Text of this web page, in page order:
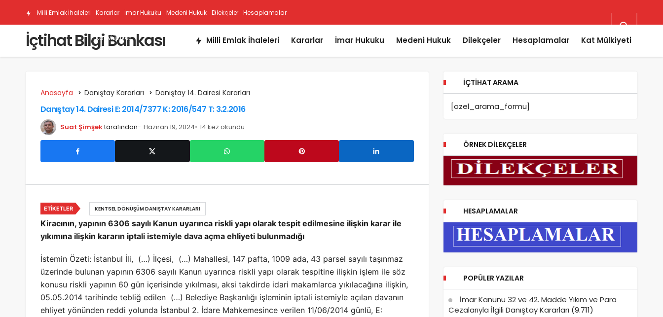
Milli Emlak İhaleleri Kararlar İmar Hukuku Medeni Hukuk Dilekçeler Hesaplamalar
Kat Mülkiyeti
İçtihat Bilgi Bankası Milli Emlak İhaleleri Kararlar İmar Hukuku Medeni Hukuk Dilekçeler Hesaplamalar Kat Mülkiyeti
Anasayfa Danıştay Kararları Danıştay 14. Dairesi Kararları
Danıştay 14. Dairesi E: 2014/7377 K: 2016/547 T: 3.2.2016
Suat Şimşektarafından Haziran 19, 2024 14 kez okundu
Kiracının, yapının 6306 sayılı Kanun uyarınca riskli yapı olarak tespit edilmesine ilişkin karar ile
yıkımına ilişkin kararın iptali istemiyle dava açma ehliyeti bulunmadığı
İstemin Özeti: İstanbul İli, (…) İlçesi, (…) Mahallesi, 147 pafta, 1009 ada, 43 parsel sayılı taşınmaz
üzerinde bulunan yapının 6306 sayılı Kanun uyarınca riskli yapı olarak tespitine ilişkin işlem ile söz
konusu riskli yapının 60 gün içerisinde yıkılması, aksi takdirde idari makamlarca yıkılacağına ilişkin,
05.05.2014 tarihinde tebliğ edilen (…) Belediye Başkanlığı işleminin iptali istemiyle açılan davanın
ehliyet yönünden reddi yolunda İstanbul 2. İdare Mahkemesince verilen 11/06/2014 günlü, E:
ETIKETLER KENTSEL DÖNÜŞÜM DANIŞTAY KARARLARI
İÇTIHAT ARAMA
[ozel_arama_formu]
ÖRNEK DILEKÇELER
HESAPLAMALAR
POPÜLER YAZILAR
İmar Kanunu 32 ve 42. Madde Yıkım ve Para
Cezalarıyla İlgili Danıştay Kararları (9.711)